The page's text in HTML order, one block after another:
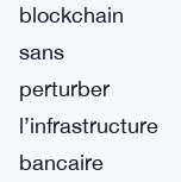
blockchain
sans
perturber
l’infrastructure
bancaire